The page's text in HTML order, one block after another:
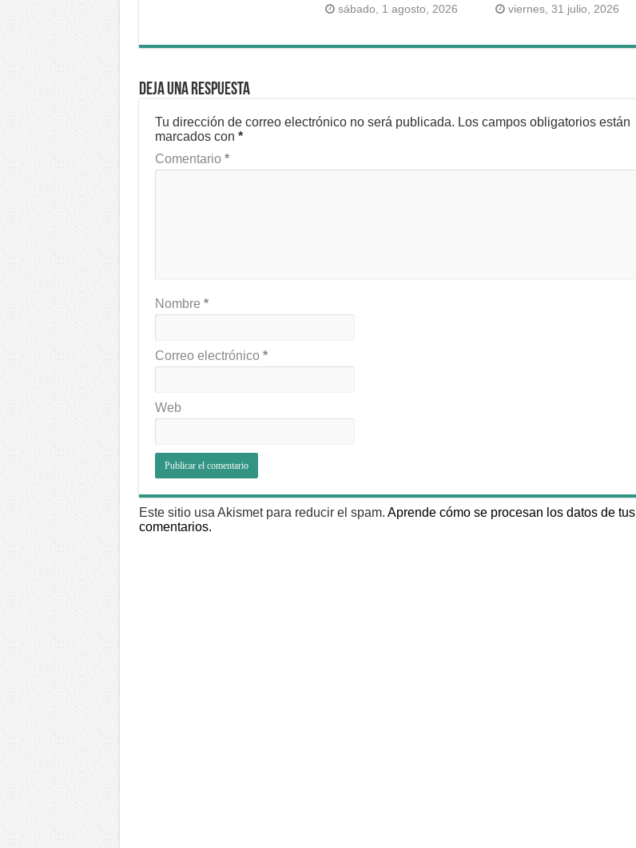
sábado, 1 agosto, 2026 viernes, 31 julio, 2026
Deja una respuesta
Tu dirección de correo electrónico no será publicada. Los campos obligatorios están
marcados con *
Comentario *
Nombre *
Correo electrónico *
Web
Este sitio usa Akismet para reducir el spam. Aprende cómo se procesan los datos de tus
comentarios.